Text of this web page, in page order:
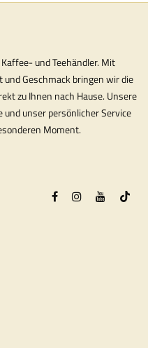
und Teehändler. Mit
Geschmack bringen wir die
zu Ihnen nach Hause. Unsere
unser persönlicher Service
Moment.